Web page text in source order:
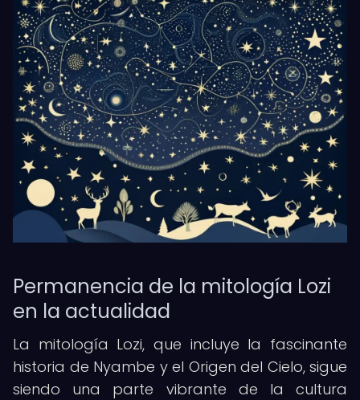
Permanencia de la mitología Lozi
en la actualidad
La mitología Lozi, que incluye la fascinante
historia de Nyambe y el Origen del Cielo, sigue
siendo una parte vibrante de la cultura